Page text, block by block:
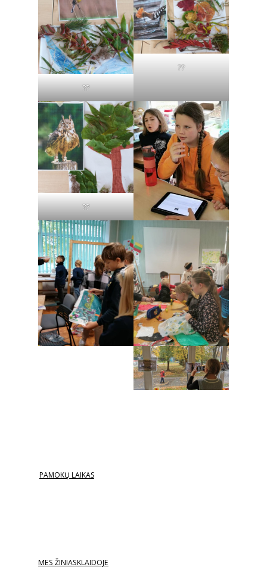
??
??
??
PAMOKŲ LAIKAS
MES ŽINIASKLAIDOJE